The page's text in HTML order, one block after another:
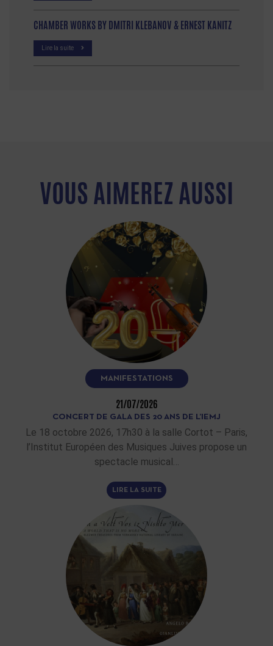
CHAMBER WORKS BY DMITRI KLEBANOV & ERNEST KANITZ
Lire la suite
VOUS AIMEREZ AUSSI
MANIFESTATIONS
21/07/2026
CONCERT DE GALA DES 20 ANS DE L’IEMJ
Le 18 octobre 2026, 17h30 à la salle Cortot – Paris,
l’Institut Européen des Musiques Juives propose un
spectacle musical…
LIRE LA SUITE